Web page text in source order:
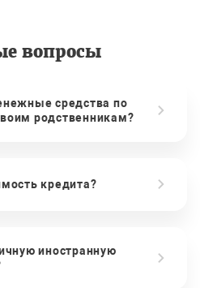
вопросы
средства по
родственникам?
кредита?
иностранную